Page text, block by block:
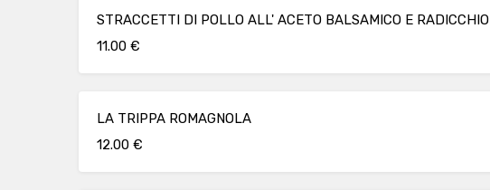
STRACCETTI DI POLLO ALL' ACETO BALSAMICO E RADICCHIO
11.00 €
LA TRIPPA ROMAGNOLA
12.00 €